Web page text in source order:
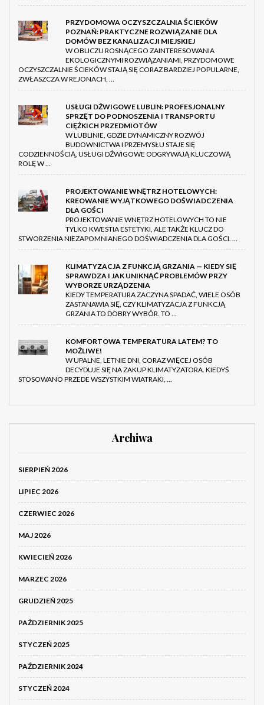
PRZYDOMOWA OCZYSZCZALNIA ŚCIEKÓW
POZNAŃ: PRAKTYCZNE ROZWIĄZANIE DLA
DOMÓW BEZ KANALIZACJI MIEJSKIEJ
W OBLICZU ROSNĄCEGO ZAINTERESOWANIA
EKOLOGICZNYMI ROZWIĄZANIAMI, PRZYDOMOWE
OCZYSZCZALNIE ŚCIEKÓW STAJĄ SIĘ CORAZ BARDZIEJ POPULARNE,
ZWŁASZCZA W REJONACH, …
USŁUGI DŹWIGOWE LUBLIN: PROFESJONALNY
SPRZĘT DO PODNOSZENIA I TRANSPORTU
CIĘŻKICH PRZEDMIOTÓW
W LUBLINIE, GDZIE DYNAMICZNY ROZWÓJ
BUDOWNICTWA I PRZEMYSŁU STAJE SIĘ
CODZIENNOŚCIĄ, USŁUGI DŹWIGOWE ODGRYWAJĄ KLUCZOWĄ
ROLĘ W …
PROJEKTOWANIE WNĘTRZ HOTELOWYCH:
KREOWANIE WYJĄTKOWEGO DOŚWIADCZENIA
DLA GOŚCI
PROJEKTOWANIE WNĘTRZ HOTELOWYCH TO NIE
TYLKO KWESTIA ESTETYKI, ALE TAKŻE KLUCZ DO
STWORZENIA NIEZAPOMNIANEGO DOŚWIADCZENIA DLA GOŚCI. …
KLIMATYZACJA Z FUNKCJĄ GRZANIA — KIEDY SIĘ
SPRAWDZA I JAK UNIKNĄĆ PROBLEMÓW PRZY
WYBORZE URZĄDZENIA
KIEDY TEMPERATURA ZACZYNA SPADAĆ, WIELE OSÓB
ZASTANAWIA SIĘ, CZY KLIMATYZACJA Z FUNKCJĄ
GRZANIA TO DOBRY WYBÓR. TO …
KOMFORTOWA TEMPERATURA LATEM? TO
MOŻLIWE!
W UPALNE, LETNIE DNI, CORAZ WIĘCEJ OSÓB
DECYDUJE SIĘ NA ZAKUP KLIMATYZATORA. KIEDYŚ
STOSOWANO PRZEDE WSZYSTKIM WIATRAKI, …
Archiwa
SIERPIEŃ 2026
LIPIEC 2026
CZERWIEC 2026
MAJ 2026
KWIECIEŃ 2026
MARZEC 2026
GRUDZIEŃ 2025
PAŹDZIERNIK 2025
STYCZEŃ 2025
PAŹDZIERNIK 2024
STYCZEŃ 2024